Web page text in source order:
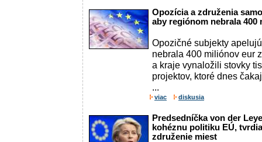
Opozícia a združenia
aby regiónom nebrala
Opozičné subjekty
nebrala 400 miliónov eur
a kraje vynaložili stovky
projektov, ktoré dnes
...
viac diskusia
Predsedníčka von der
kohéznu politiku EÚ,
združenie miest